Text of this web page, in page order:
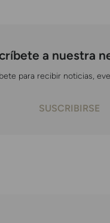
a nuestra
para recibir noticias,
SUSCRIBIRSE